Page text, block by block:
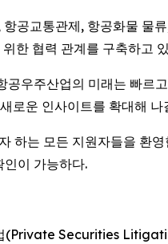
공교통관제, 항공화물
한 협력 관계를 구축하고
우주산업의 미래는 빠르
로운 인사이트를 확대해
하는 모든 지원자들을 환
이 가능하다.
(Private Securities